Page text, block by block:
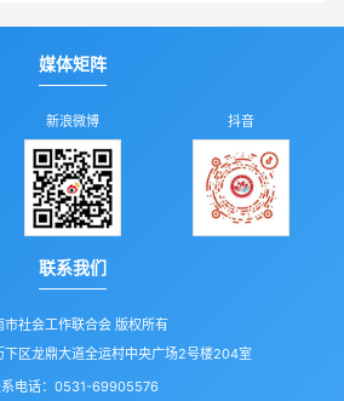
媒体矩阵
新浪微博 抖音
联系我们
市社会工作联合会 版权所有
区龙鼎大道全运村中央广场2号楼204室
电话：0531-69905576